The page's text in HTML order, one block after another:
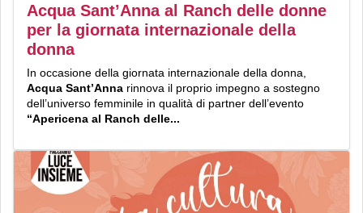
Acqua Sant’Anna al Ranch delle donne
per la giornata internazionale della
donna
In occasione della giornata internazionale della donna,
Acqua Sant’Anna rinnova il proprio impegno a sostegno
dell’universo femminile in qualità di partner dell’evento
“Apericena al Ranch delle...